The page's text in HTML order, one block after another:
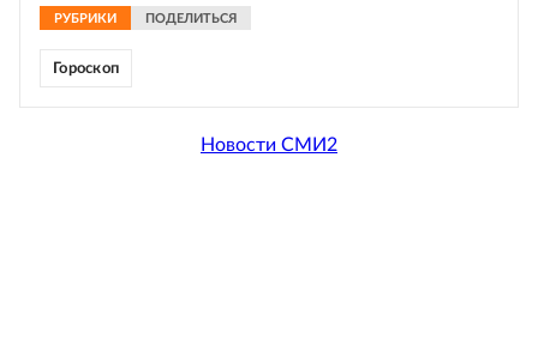
РУБРИКИ ПОДЕЛИТЬСЯ
Гороскоп
Новости СМИ2